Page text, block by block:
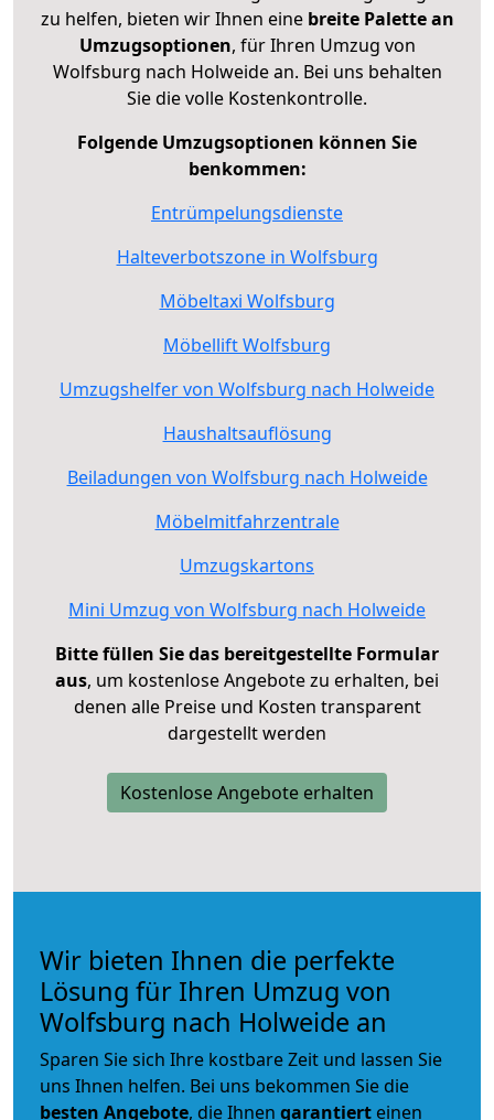
zu helfen, bieten wir Ihnen eine breite Palette an
Umzugsoptionen, für Ihren Umzug von
Wolfsburg nach Holweide an. Bei uns behalten
Sie die volle Kostenkontrolle.
Folgende Umzugsoptionen können Sie
benkommen:
Entrümpelungsdienste
Halteverbotszone in Wolfsburg
Möbeltaxi Wolfsburg
Möbellift Wolfsburg
Umzugshelfer von Wolfsburg nach Holweide
Haushaltsauflösung
Beiladungen von Wolfsburg nach Holweide
Möbelmitfahrzentrale
Umzugskartons
Mini Umzug von Wolfsburg nach Holweide
Bitte füllen Sie das bereitgestellte Formular
aus, um kostenlose Angebote zu erhalten, bei
denen alle Preise und Kosten transparent
dargestellt werden
Kostenlose Angebote erhalten
Wir bieten Ihnen die perfekte
Lösung für Ihren Umzug von
Wolfsburg nach Holweide an
Sparen Sie sich Ihre kostbare Zeit und lassen Sie
uns Ihnen helfen. Bei uns bekommen Sie die
besten Angebote, die Ihnen garantiert einen